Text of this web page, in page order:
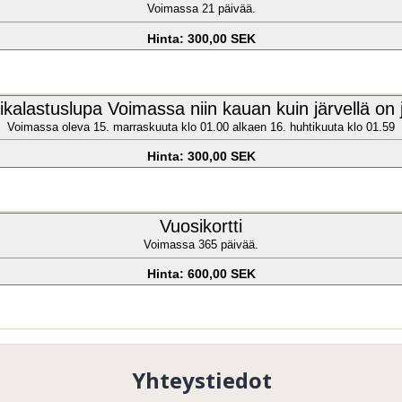
Voimassa 21 päivää.
Hinta: 300,00 SEK
Voimassa niin kauan kuin järvellä on
Voimassa oleva 15. marraskuuta klo 01.00 alkaen 16. huhtikuuta klo 01.59
Hinta: 300,00 SEK
Vuosikortti
Voimassa 365 päivää.
Hinta: 600,00 SEK
Yhteystiedot